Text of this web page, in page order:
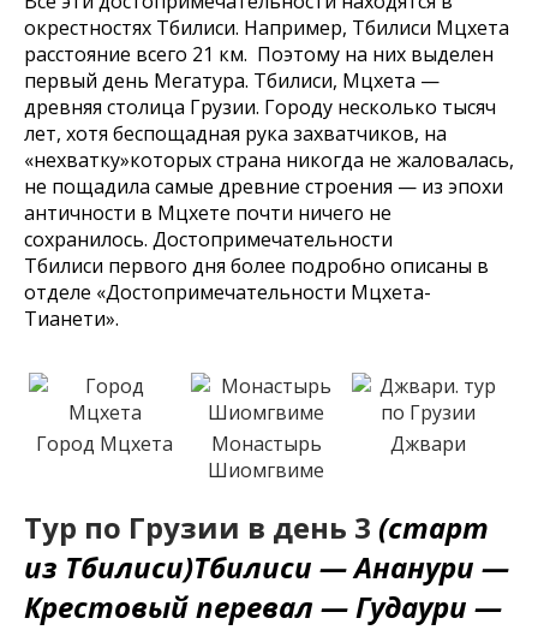
окрестностях Тбилиси. Например, Тбилиси Мцхета
расстояние всего 21 км. Поэтому на них выделен
первый день Мегатура. Тбилиси, Мцхета —
древняя столица Грузии. Городу несколько тысяч
лет, хотя беспощадная рука захватчиков, на
«нехватку»которых страна никогда не жаловалась,
не пощадила самые древние строения — из эпохи
античности в Мцхете почти ничего не
сохранилось. Достопримечательности
Тбилиси первого дня более подробно описаны в
отделе «Достопримечательности Мцхета-
Тианети».
Город Мцхета
Монастырь
Шиомгвиме
Джвари
Тур по Грузии в день 3 (старт
из Тбилиси)Тбилиси — Ананури —
Крестовый перевал — Гудаури —